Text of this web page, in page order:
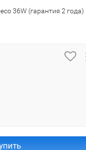
36W (гарантия 2 года)